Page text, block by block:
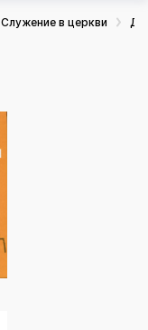
Служение в церкви